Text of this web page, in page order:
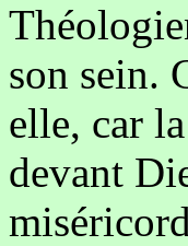
son sein.
elle, car
devant